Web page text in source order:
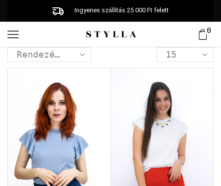
Ingyenes szállítás 25 000 Ft felett
0